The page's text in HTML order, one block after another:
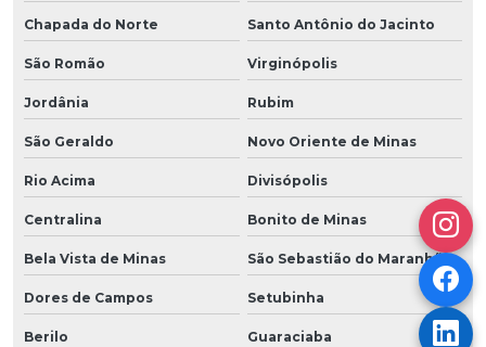
Chapada do Norte Santo Antônio do Jacinto
São Romão Virginópolis
Jordânia Rubim
São Geraldo Novo Oriente de Minas
Rio Acima Divisópolis
Centralina Bonito de Minas
Bela Vista de Minas São Sebastião do Maranhão
Dores de Campos Setubinha
Berilo Guaraciaba